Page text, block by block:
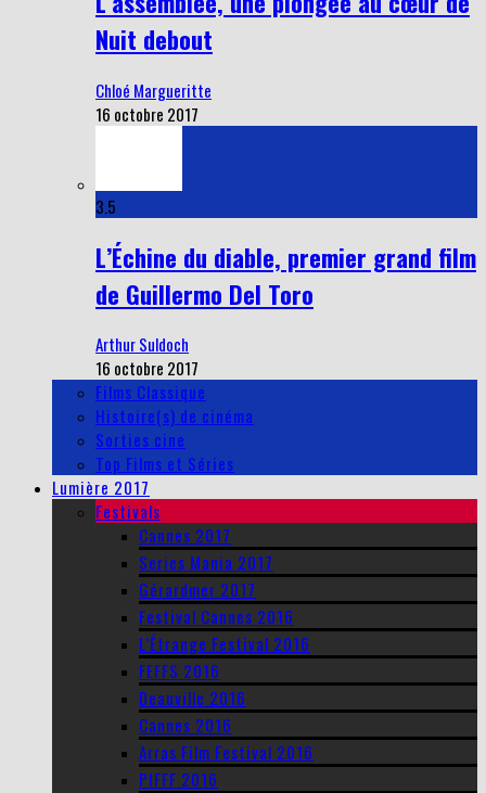
Nuit debout
Chloé Margueritte
16 octobre 2017
3.5
L’Échine du diable, premier grand film
de Guillermo Del Toro
Arthur Suldoch
16 octobre 2017
Films Classique
Histoire(s) de cinéma
Sorties cine
Top Films et Séries
Lumière 2017
Festivals
Cannes 2017
Series Mania 2017
Gérardmer 2017
Festival Cannes 2016
L’Étrange Festival 2016
FEFFS 2016
Deauville 2016
Cannes 2016
Arras Film Festival 2016
PIFFF 2016